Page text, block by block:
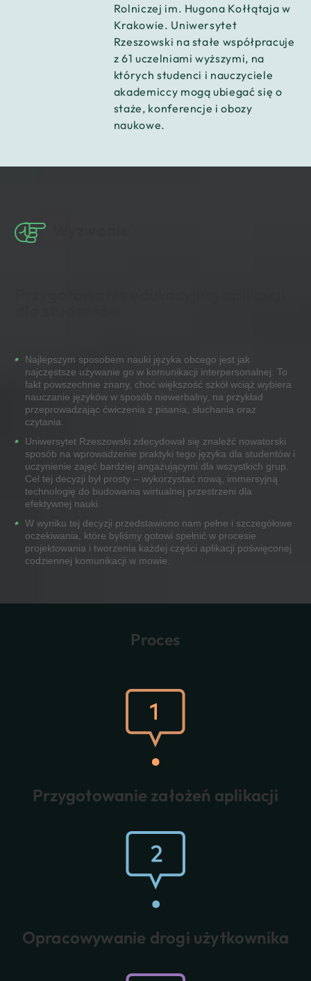
Rolniczej im. Hugona Kołłątaja w
Krakowie. Uniwersytet
Rzeszowski na stałe współpracuje
z 61 uczelniami wyższymi, na
których studenci i nauczyciele
akademiccy mogą ubiegać się o
staże, konferencje i obozy
naukowe.
Najlepszym sposobem nauki języka obcego jest jak
najczęstsze używanie go w komunikacji interpersonalnej. To
fakt powszechnie znany, choć większość szkół wciąż wybiera
nauczanie języków w sposób niewerbalny, na przykład
przeprowadzając ćwiczenia z pisania, słuchania oraz
czytania.
Uniwersytet Rzeszowski zdecydował się znaleźć nowatorski
sposób na wprowadzenie praktyki tego języka dla studentów i
uczynienie zajęć bardziej angażującymi dla wszystkich grup.
Cel tej decyzji był prosty – wykorzystać nową, immersyjną
technologię do budowania wirtualnej przestrzeni dla
efektywnej nauki.
W wyniku tej decyzji przedstawiono nam pełne i szczegółowe
oczekiwania, które byliśmy gotowi spełnić w procesie
projektowania i tworzenia każdej części aplikacji poświęconej
codziennej komunikacji w mowie.
Proces
Przygotowanie założeń aplikacji
Opracowywanie drogi użytkownika